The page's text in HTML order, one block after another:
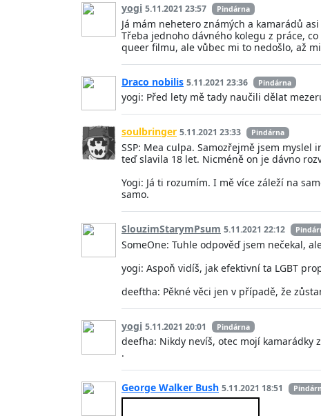
yogi 5.11.2021 23:57 Pindárna
Já mám nehetero známých a kamarádů
Třeba jednoho dávného kolegu z práce,
queer filmu, ale vůbec mi to nedošlo, až
Draco nobilis 5.11.2021 23:36 Pindárna
yogi: Před lety mě tady naučili dělat
soulbringer 5.11.2021 23:33 Pindárna
SSP: Mea culpa. Samozřejmě jsem
teď slavila 18 let. Nicméně on je dávno
Yogi: Já ti rozumím. I mě více záleží na
samo.
SlouzimStarymPsum 5.11.2021 22:12
SomeOne: Tuhle odpověď jsem nečekal,
yogi: Aspoň vidíš, jak efektivní ta LGBT
deeftha: Pěkné věci jen v případě, že
yogi 5.11.2021 20:01 Pindárna
deefha: Nikdy nevíš, otec mojí kamarádky
.
George Walker Bush 5.11.2021 18:51